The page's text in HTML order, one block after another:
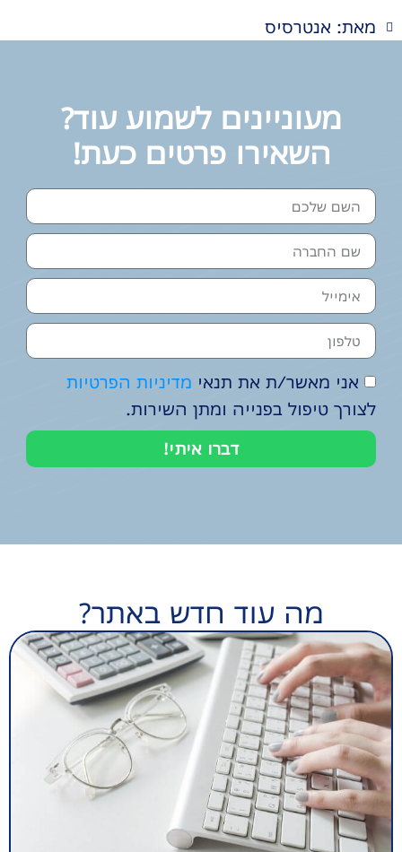
מאת: אנטרסיס
מעוניינים לשמוע עוד?
השאירו פרטים כעת!
אני מאשר/ת את תנאי מדיניות הפרטיות
לצורך טיפול בפנייה ומתן השירות.
דברו איתי!
מה עוד חדש באתר?